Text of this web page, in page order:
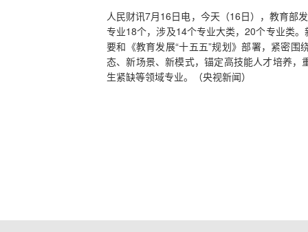
人民财讯7月16日电，今天（16日），教育部
专业18个，涉及14个专业大类，20个专业类
要和《教育发展“十五五”规划》部署，紧密
态、新场景、新模式，锚定高技能人才培养
生紧缺等领域专业。（央视新闻）